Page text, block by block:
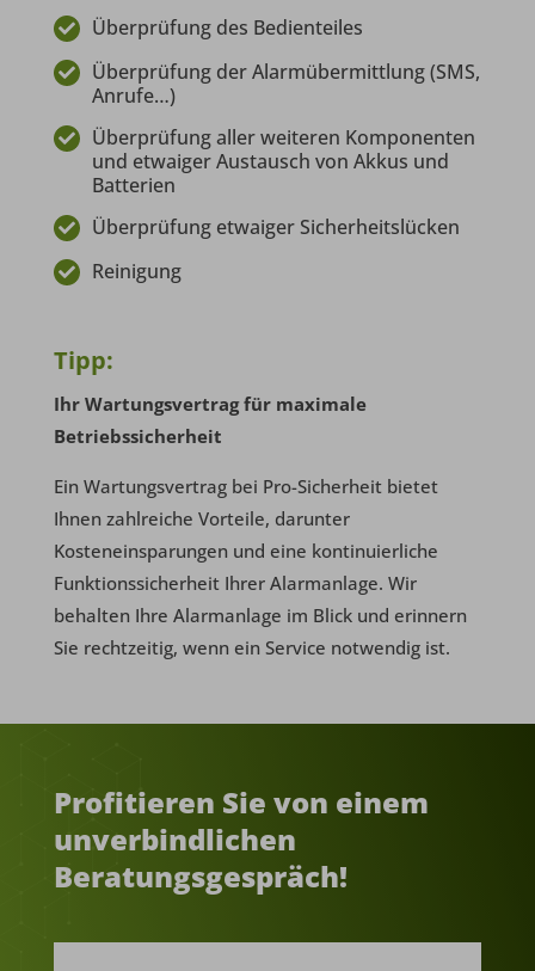
 Überprüfung des Bedienteiles

Überprüfung der Alarmübermittlung (SMS,
Anrufe…)

Überprüfung aller weiteren Komponenten
und etwaiger Austausch von Akkus und
Batterien
 Überprüfung etwaiger Sicherheitslücken
 Reinigung
Tipp:
Ihr Wartungsvertrag für maximale
Betriebssicherheit
Ein Wartungsvertrag bei Pro-Sicherheit bietet
Ihnen zahlreiche Vorteile, darunter
Kosteneinsparungen und eine kontinuierliche
Funktionssicherheit Ihrer Alarmanlage. Wir
behalten Ihre Alarmanlage im Blick und erinnern
Sie rechtzeitig, wenn ein Service notwendig ist.
Profitieren Sie von einem
unverbindlichen
Beratungsgespräch!